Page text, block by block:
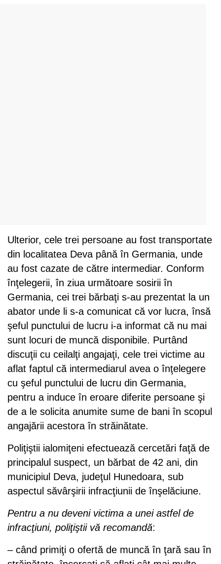
Ulterior, cele trei persoane au fost transportate
din localitatea Deva până în Germania, unde
au fost cazate de către intermediar. Conform
înţelegerii, în ziua următoare sosirii în
Germania, cei trei bărbaţi s-au prezentat la un
abator unde li s-a comunicat că vor lucra, însă
şeful punctului de lucru i-a informat că nu mai
sunt locuri de muncă disponibile. Purtând
discuţii cu ceilalţi angajaţi, cele trei victime au
aflat faptul că intermediarul avea o înţelegere
cu şeful punctului de lucru din Germania,
pentru a induce în eroare diferite persoane şi
de a le solicita anumite sume de bani în scopul
angajării acestora în străinătate.
Poliţiştii ialomiţeni efectuează cercetări faţă de
principalul suspect, un bărbat de 42 ani, din
municipiul Deva, judeţul Hunedoara, sub
aspectul săvârşirii infracţiunii de înşelăciune.
Pentru a nu deveni victima a unei astfel de
infracţiuni, poliţiştii vă recomandă:
– când primiţi o ofertă de muncă în ţară sau în